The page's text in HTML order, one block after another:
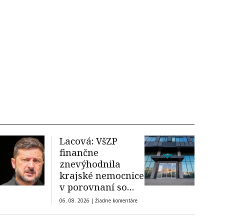
Lacová: VšZP
finančne
znevýhodnila
krajské nemocnice
v porovnaní so
súkromnými
06. 08. 2026 | Žiadne komentáre